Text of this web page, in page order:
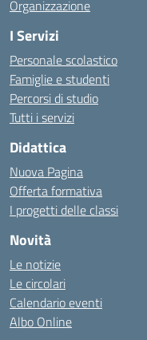
Organizzazione
I Servizi
Personale scolastico
Famiglie e studenti
Percorsi di studio
Tutti i servizi
Didattica
Nuova Pagina
Offerta formativa
I progetti delle classi
Novità
Le notizie
Le circolari
Calendario eventi
Albo Online